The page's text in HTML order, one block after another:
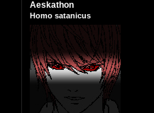
Aeskathon
Homo satanicus